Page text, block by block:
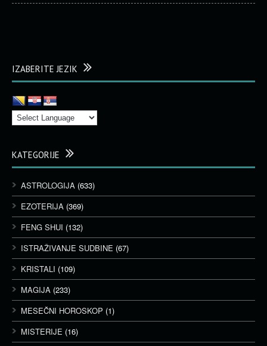
IZABERITE JEZIK
KATEGORIJE
ASTROLOGIJA (633)
EZOTERIJA (369)
FENG SHUI (132)
ISTRAŽIVANJE SUDBINE (67)
KRISTALI (109)
MAGIJA (233)
MESEČNI HOROSKOP (1)
MISTERIJE (16)